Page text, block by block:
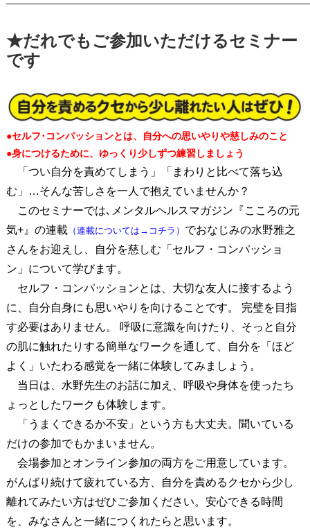
★だれでもご参加いただけるセミナー
です
●セルフ･コンパッションとは、自分への思いやりや慈しみのこと
●身につけるために、ゆっくり少しずつ練習しましょう
「つい自分を責めてしまう」「まわりと比べて落ち込
む」…そんな苦しさを一人で抱えていませんか？
このセミナーでは､メンタルヘルスマガジン『こころの元
気+』の連載（連載については→コチラ ） でおなじみの水野雅之
さんをお迎えし、自分を慈しむ「セルフ・コンパッショ
ン」について学びます。
セルフ・コンパッションとは、大切な友人に接するよう
に、自分自身にも思いやりを向けることです。 完璧を目指
す必要はありません。 呼吸に意識を向けたり、そっと自分
の肌に触れたりする簡単なワークを通して、自分を「ほど
よく」いたわる感覚を一緒に体験してみましょう。
当日は、水野先生のお話に加え、呼吸や身体を使ったち
ょっとしたワークも体験します。
「うまくできるか不安」という方も大丈夫。聞いている
だけの参加でもかまいません。
会場参加とオンライン参加の両方をご用意しています。
がんばり続けて疲れている方、自分を責めるクセから少し
離れてみたい方はぜひご参加ください。安心できる時間
を、みなさんと一緒につくれたらと思います。